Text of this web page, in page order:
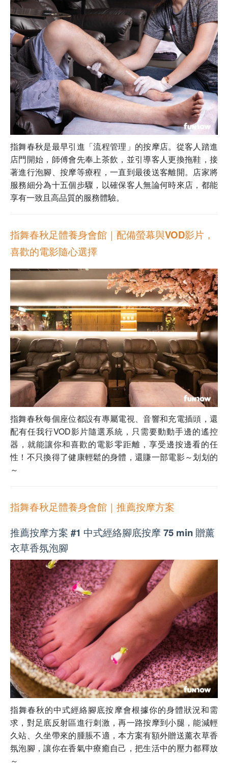
指舞春秋是最早引進「流程管理」的按摩店。從客人踏進
店門開始，師傅會先奉上茶飲，並引導客人更換拖鞋，接
著進行泡腳、按摩等療程，一直到最後送客離開。店家將
服務細分為十五個步驟，以確保客人無論何時來店，都能
享有一致且高品質的服務體驗。
指舞春秋足體養身會館｜配備螢幕與VOD影片，
喜歡的電影隨心選擇
指舞春秋每個座位都設有專屬電視、音響和充電插頭，還
配有任我行VOD影片隨選系統，只需要動動手邊的遙控
器，就能讓你和喜歡的電影零距離，享受邊按邊看的任
性！不只換得了健康輕鬆的身體，還賺一部電影～划划的
～
指舞春秋足體養身會館｜推薦按摩方案
推薦按摩方案 #1 中式經絡腳底按摩 75 min 贈薰
衣草香氛泡腳
指舞春秋的中式經絡腳底按摩會根據你的身體狀況和需
求，對足底反射區進行刺激，再一路按摩到小腿，能減輕
久站、久坐帶來的腫脹不適，本方案有額外贈送薰衣草香
氛泡腳，讓你在香氣中療癒自己，把生活中的壓力都釋放
～